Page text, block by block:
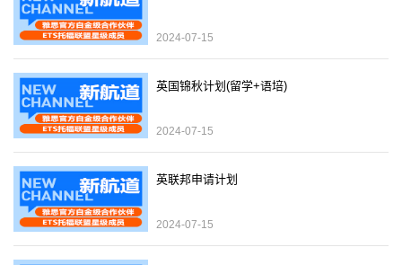
2024-07-15
英国锦秋计划(留学+语培)
2024-07-15
英联邦申请计划
2024-07-15